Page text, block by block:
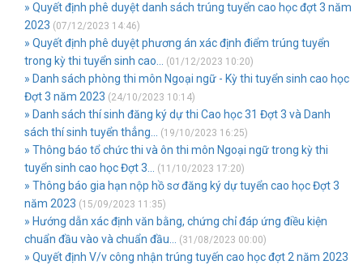
» Quyết định phê duyệt danh sách trúng tuyển cao học đợt 3 năm
2023 (07/12/2023 14:46)
» Quyết định phê duyệt phương án xác định điểm trúng tuyển
trong kỳ thi tuyển sinh cao...
(01/12/2023 10:20)
» Danh sách phòng thi môn Ngoại ngữ - Kỳ thi tuyển sinh cao học
Đợt 3 năm 2023 (24/10/2023 10:14)
» Danh sách thí sinh đăng ký dự thi Cao học 31 Đợt 3 và Danh
sách thí sinh tuyển thẳng...
(19/10/2023 16:25)
» Thông báo tổ chức thi và ôn thi môn Ngoại ngữ trong kỳ thi
tuyển sinh cao học Đợt 3...
(11/10/2023 17:20)
» Thông báo gia hạn nộp hồ sơ đăng ký dự tuyển cao học Đợt 3
năm 2023 (15/09/2023 11:35)
» Hướng dẫn xác định văn bằng, chứng chỉ đáp ứng điều kiện
chuẩn đầu vào và chuẩn đầu...
(31/08/2023 00:00)
» Quyết định V/v công nhận trúng tuyến cao học đợt 2 năm 2023